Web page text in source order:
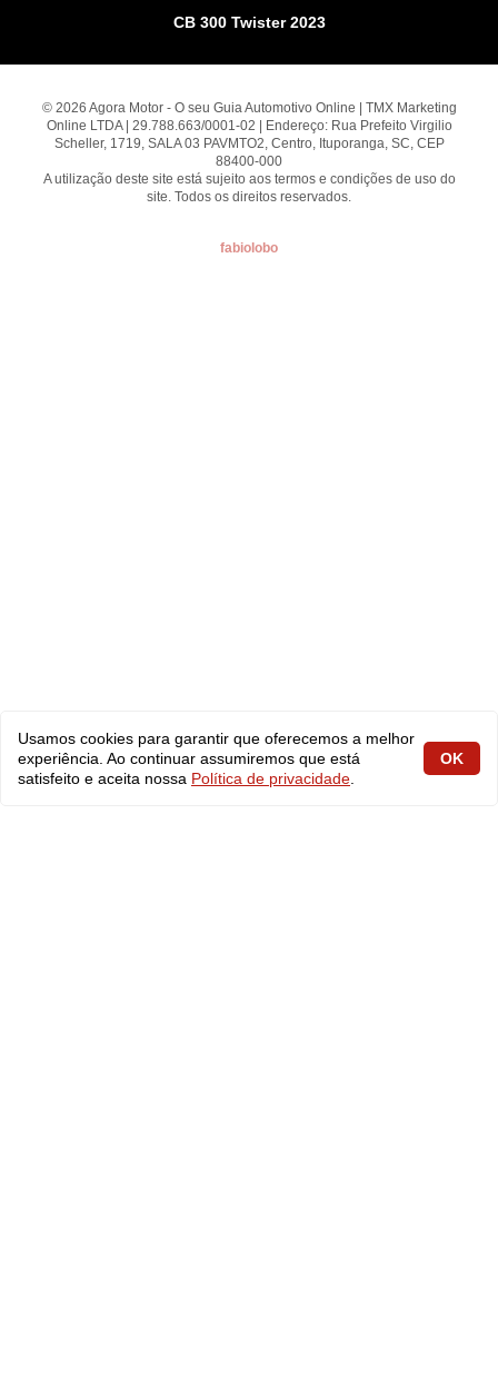
CB 300 Twister 2023
© 2026 Agora Motor - O seu Guia Automotivo Online | TMX Marketing
Online LTDA | 29.788.663/0001-02 | Endereço: Rua Prefeito Virgilio
Scheller, 1719, SALA 03 PAVMTO2, Centro, Ituporanga, SC, CEP
88400-000
A utilização deste site está sujeito aos termos e condições de uso do
site. Todos os direitos reservados.
fabiolobo
Usamos cookies para garantir que oferecemos a melhor
experiência. Ao continuar assumiremos que está
satisfeito e aceita nossa Política de privacidade
OK